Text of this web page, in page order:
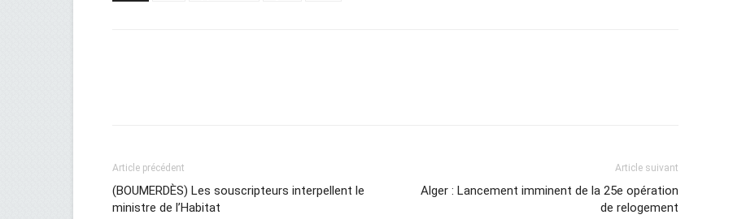
Article précédent
(BOUMERDÈS) Les souscripteurs interpellent le
ministre de l’Habitat
Article suivant
Alger : Lancement imminent de la 25e opération
de relogement